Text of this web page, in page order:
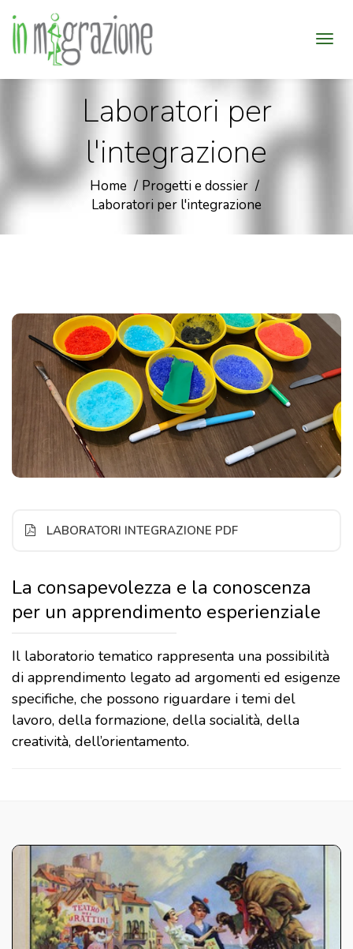
Laboratori per
l'integrazione
Home
Progetti e dossier
Laboratori per l'integrazione
LABORATORI INTEGRAZIONE PDF
La consapevolezza e la conoscenza
per un apprendimento esperienziale
Il laboratorio tematico rappresenta una possibilità
di apprendimento legato ad argomenti ed esigenze
specifiche, che possono riguardare i temi del
lavoro, della formazione, della socialità, della
creatività, dell’orientamento.